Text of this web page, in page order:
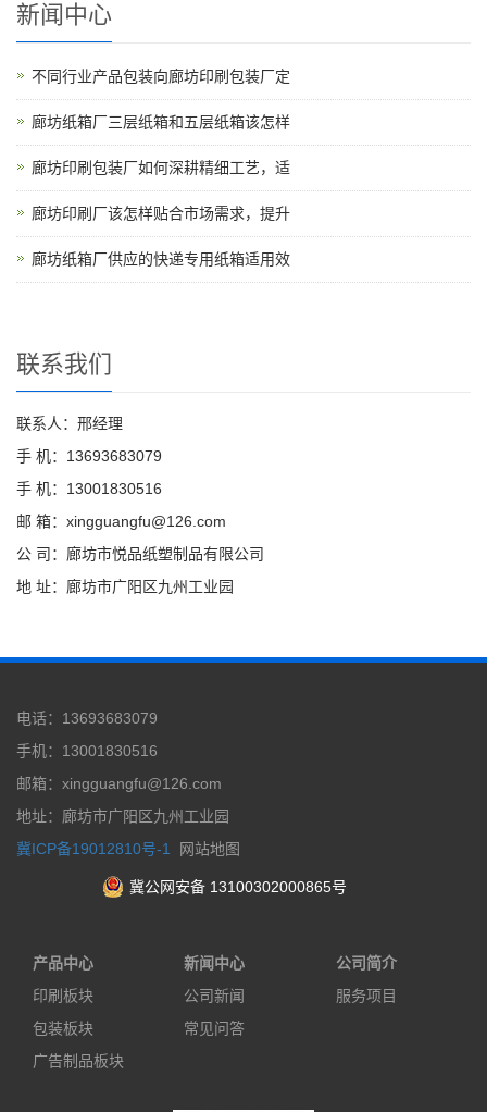
新闻中心
不同行业产品包装向廊坊印刷包装厂定
廊坊纸箱厂三层纸箱和五层纸箱该怎样
廊坊印刷包装厂如何深耕精细工艺，适
廊坊印刷厂该怎样贴合市场需求，提升
廊坊纸箱厂供应的快递专用纸箱适用效
联系我们
联系人：邢经理
手 机：13693683079
手 机：13001830516
邮 箱：xingguangfu@126.com
公 司：廊坊市悦品纸塑制品有限公司
地 址：廊坊市广阳区九州工业园
电话：13693683079
手机：13001830516
邮箱：xingguangfu@126.com
地址：廊坊市广阳区九州工业园
冀ICP备19012810号-1
网站地图
冀公网安备 13100302000865号
产品中心
印刷板块
包装板块
广告制品板块
新闻中心
公司新闻
常见问答
公司简介
服务项目